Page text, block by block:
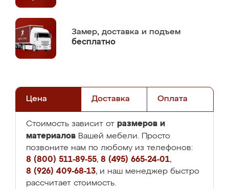
Замер, доставка и подъем
бесплатно
Цена Доставка Оплата
Стоимость зависит от размеров и
материалов Вашей мебели. Просто
позвоните нам по любому из телефонов:
8 (800) 511-89-55, 8 (495) 665-24-01,
8 (926) 409-68-13, и наш менеджер быстро
рассчитает стоимость.